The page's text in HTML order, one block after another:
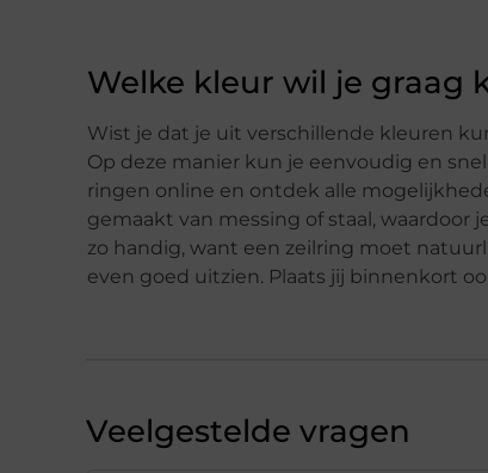
Welke kleur wil je graag
Wist je dat je uit verschillende kleuren
Op deze manier kun je eenvoudig en
ringen online en ontdek alle
gemaakt van messing of staal,
zo handig, want een zeilring moet
even goed uitzien. Plaats jij binnenkort
Veelgestelde vragen